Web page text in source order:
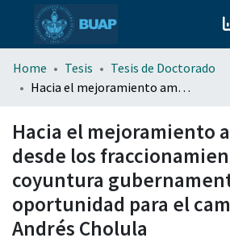
menu.section.about_menu
Home Tesis
Tesis de Doctorado
Hacia el mejoramiento ambiental desde los fraccionamientos: La coyuntura gubernamental como oportunidad para el cambio en San Andrés Cholula
Hacia el mejoramiento
desde los
coyuntura
oportunidad para el
Andrés Cholula